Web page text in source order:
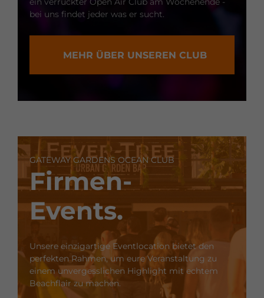
bei uns findet jeder was er sucht.
MEHR ÜBER UNSEREN CLUB
GATEWAY GARDENS OCEAN CLUB
Firmen-
Events.
Unsere einzigartige Eventlocation bietet den
perfekten Rahmen, um eure Veranstaltung zu
einem unvergesslichen Highlight mit echtem
Beachflair zu machen.